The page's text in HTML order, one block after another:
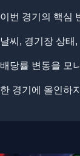
이번 경기의 핵심
날씨, 경기장 상태
배당률 변동을 모
한 경기에 올인하